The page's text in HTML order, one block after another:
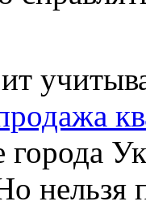
города
нельзя